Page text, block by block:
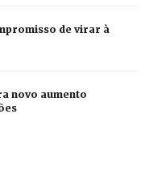
de virar à
novo aumento